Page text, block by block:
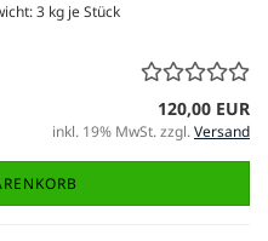
3 kg je Stück
120,00 EUR
inkl. 19% MwSt. zzgl.Versand